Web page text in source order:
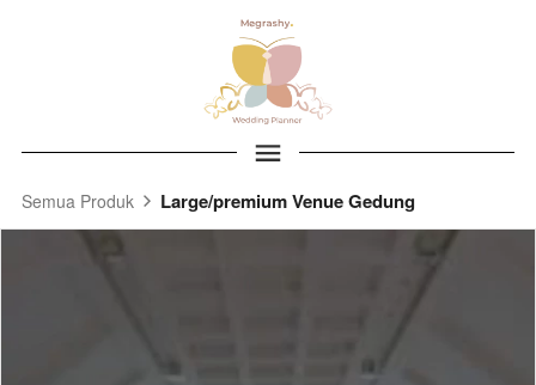
Semua Produk Large/premium Venue Gedung